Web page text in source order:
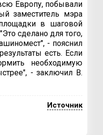
Европу, побывали
заместитель мэра
в шаговой
сделано для того,
- пояснил
есть. Если
необходимую
- заключил В.
Источник